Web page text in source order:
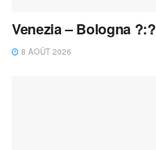
Venezia – Bologna ?:?
8 AOÛT 2026